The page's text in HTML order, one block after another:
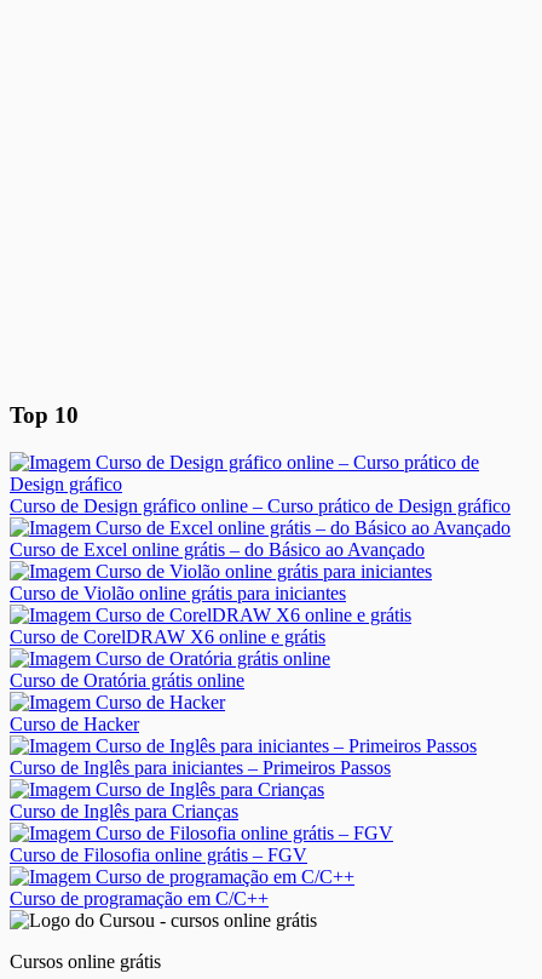
Top 10
Curso de Design gráfico online – Curso prático de Design gráfico
Curso de Excel online grátis – do Básico ao Avançado
Curso de Violão online grátis para iniciantes
Curso de CorelDRAW X6 online e grátis
Curso de Oratória grátis online
Curso de Hacker
Curso de Inglês para iniciantes – Primeiros Passos
Curso de Inglês para Crianças
Curso de Filosofia online grátis – FGV
Curso de programação em C/C++
Cursos online grátis